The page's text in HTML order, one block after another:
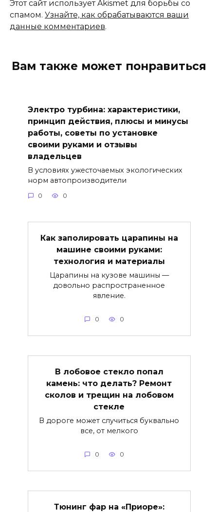
Этот сайт использует Akismet для борьбы со
спамом. Узнайте, как обрабатываются ваши
данные комментариев.
Вам также может понравиться
Электро турбина: характеристики,
принцип действия, плюсы и минусы
работы, советы по установке
своими руками и отзывы
владельцев
В условиях ужесточаемых экологических
норм автопроизводители
0 0
Как заполировать царапины на
машине своими руками:
технология и материалы
Царапины на кузове машины —
довольно распространенное
явление.
0 0
В лобовое стекло попал
камень: что делать? Ремонт
сколов и трещин на лобовом
стекле
В дороге может случиться буквально
все, от мелкого
0 0
Тюнинг фар на «Приоре»: